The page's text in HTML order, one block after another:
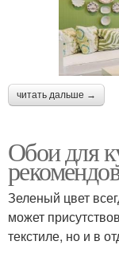
читать дальше →
Обои для
Зеленый цвет
может
текстиле, но и в